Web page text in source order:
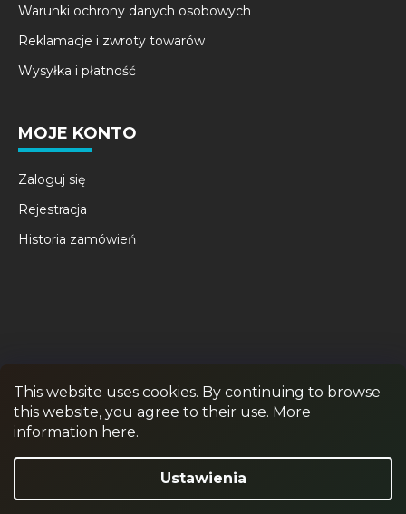
This website uses cookies. By continuing to browse
this website, you agree to their use. More
information here.
Ustawienia
Warunki ochrony danych osobowych
Reklamacje i zwroty towarów
Wysyłka i płatność
MOJE KONTO
Zaloguj się
Rejestracja
Historia zamówień
RPR GAMES PAINTBALL JUNIOR PAINTBALL